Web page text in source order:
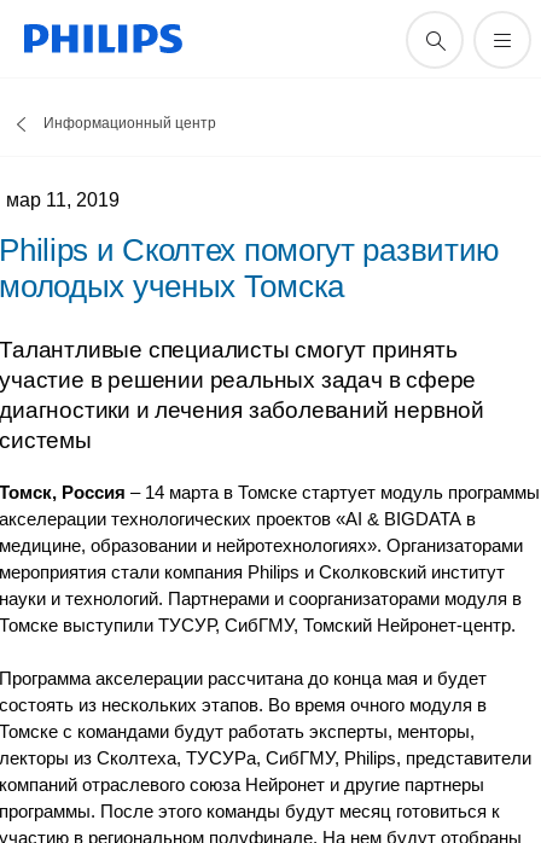
Информационный центр
мар 11, 2019
Philips и Сколтех помогут развитию
молодых ученых Томска
Талантливые специалисты смогут принять
участие в решении реальных задач в сфере
диагностики и лечения заболеваний нервной
системы
Томск, Россия – 14 марта в Томске стартует модуль программы
акселерации технологических проектов «AI & BIGDATA в
медицине, образовании и нейротехнологиях». Организаторами
мероприятия стали компания Philips и Сколковский институт
науки и технологий. Партнерами и соорганизаторами модуля в
Томске выступили ТУСУР, СибГМУ, Томский Нейронет-центр.
Программа акселерации рассчитана до конца мая и будет
состоять из нескольких этапов. Во время очного модуля в
Томске с командами будут работать эксперты, менторы,
лекторы из Сколтеха, ТУСУРа, СибГМУ, Philips, представители
компаний отраслевого союза Нейронет и другие партнеры
программы. После этого команды будут месяц готовиться к
участию в региональном полуфинале. На нем будут отобраны